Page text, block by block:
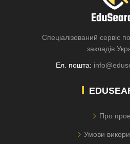
Спеціалізований сервіс
закладів
Ел. пошта:
Про
Умови